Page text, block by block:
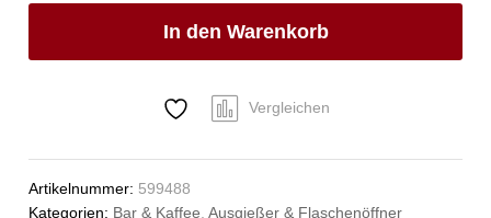
up,
Ausfluss,
In den Warenkorb
Vergleichen
Artikelnummer: 599488
Kategorien: Bar & Kaffee ,Ausgießer & Flaschenöffner